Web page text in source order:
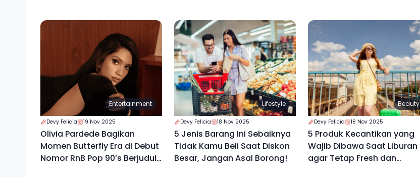
Entertainment
Devy Felicia 19 Nov 2025
Olivia Pardede Bagikan
Momen Butterfly Era di Debut
Nomor RnB Pop 90’s Berjudul
Lifestyle
Devy Felicia 18 Nov 2025
5 Jenis Barang Ini Sebaiknya
Tidak Kamu Beli Saat Diskon
Besar, Jangan Asal Borong!
Beauty
Devy Felicia 18 Nov 2025
5 Produk Kecantikan yang
Wajib Dibawa Saat Liburan
agar Tetap Fresh dan